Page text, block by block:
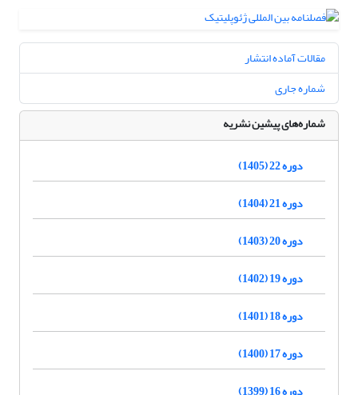
مقالات آماده انتشار
شماره جاری
شماره‌های پیشین نشریه
دوره 22 (1405)
دوره 21 (1404)
دوره 20 (1403)
دوره 19 (1402)
دوره 18 (1401)
دوره 17 (1400)